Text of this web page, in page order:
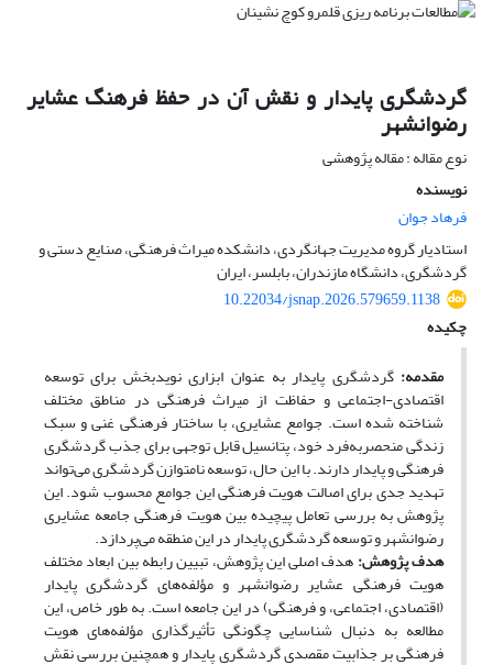
گردشگری پایدار و نقش آن در حفظ فرهنگ عشایر
رضوانشهر
نوع مقاله : مقاله پژوهشی
نویسنده
فرهاد جوان
استادیار گروه مدیریت جهانگردی، دانشکده میراث فرهنگی، صنایع دستی و
گردشگری، دانشگاه مازندران، بابلسر، ایران
10.22034/jsnap.2026.579659.1138
چکیده
مقدمه: گردشگری پایدار به عنوان ابزاری نویدبخش برای توسعه
اقتصادی-اجتماعی و حفاظت از میراث فرهنگی در مناطق مختلف
شناخته شده است. جوامع عشایری، با ساختار فرهنگی غنی و سبک
زندگی منحصربه‌فرد خود، پتانسیل قابل توجهی برای جذب گردشگری
فرهنگی و پایدار دارند. با این حال، توسعه نامتوازن گردشگری می‌تواند
تهدید جدی برای اصالت هویت فرهنگی این جوامع محسوب شود. این
پژوهش به بررسی تعامل پیچیده بین هویت فرهنگی جامعه عشایری
رضوانشهر و توسعه گردشگری پایدار در این منطقه می‌پردازد.
هدف پژوهش:هدف اصلی این پژوهش، تبیین رابطه بین ابعاد مختلف
هویت فرهنگی عشایر رضوانشهر و مؤلفه‌های گردشگری پایدار
(اقتصادی، اجتماعی، و فرهنگی) در این جامعه است. به طور خاص، این
مطالعه به دنبال شناسایی چگونگی تأثیرگذاری مؤلفه‌های هویت
فرهنگی بر جذابیت مقصدی گردشگری پایدار و همچنین بررسی نقش